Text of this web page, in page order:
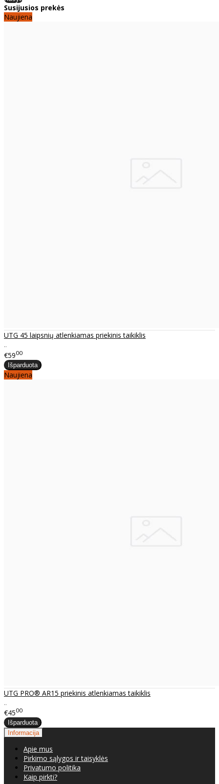
Susijusios prekės
Naujiena
UTG 45 laipsnių atlenkiamas priekinis taikiklis
..
€5900
Naujiena
UTG PRO® AR15 priekinis atlenkiamas taikiklis
..
€4500
Informacija
Apie mus
Pirkimo sąlygos ir taisyklės
Privatumo politika
Kaip pirkti?